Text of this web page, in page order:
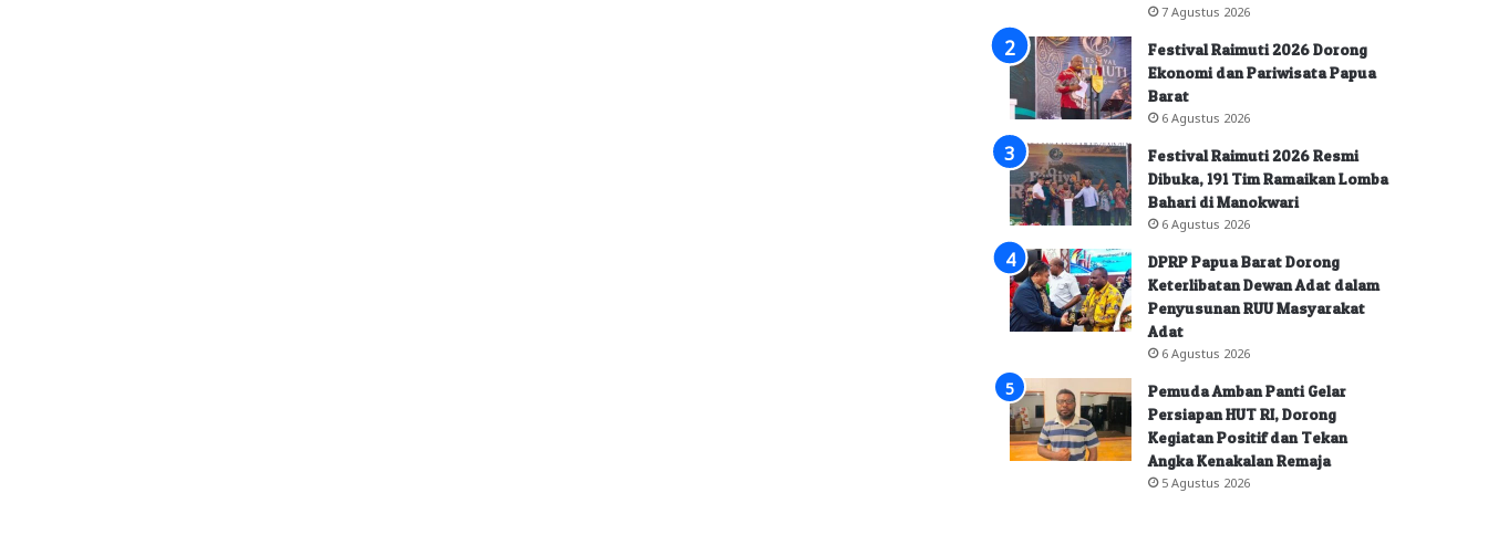
7 Agustus 2026
Festival Raimuti 2026 Dorong
Ekonomi dan Pariwisata Papua
Barat
6 Agustus 2026
Festival Raimuti 2026 Resmi
Dibuka, 191 Tim Ramaikan Lomba
Bahari di Manokwari
6 Agustus 2026
DPRP Papua Barat Dorong
Keterlibatan Dewan Adat dalam
Penyusunan RUU Masyarakat
Adat
6 Agustus 2026
Pemuda Amban Panti Gelar
Persiapan HUT RI, Dorong
Kegiatan Positif dan Tekan
Angka Kenakalan Remaja
5 Agustus 2026